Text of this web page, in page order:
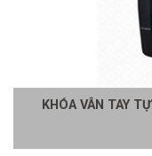
KHÓA VÂN TAY